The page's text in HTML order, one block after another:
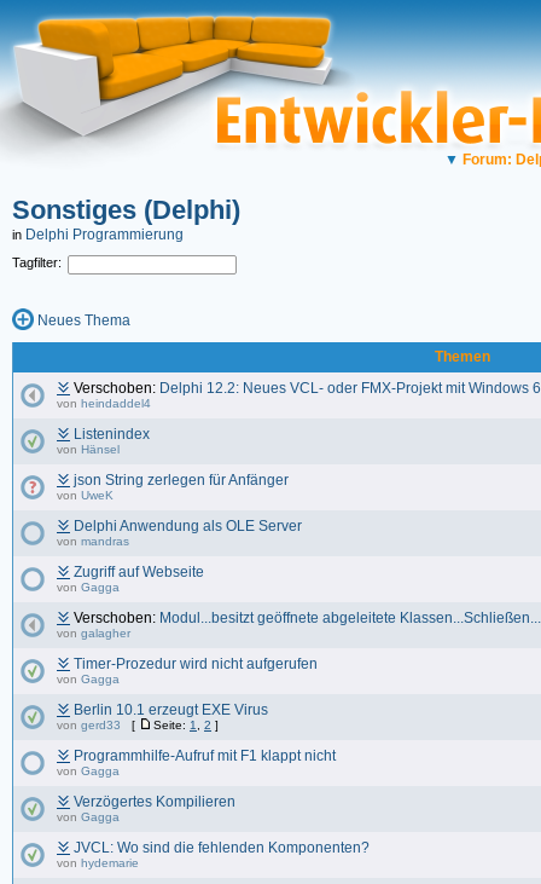
▼ Forum:
Sonstiges (Delphi)
in Delphi Programmierung
Tagfilter:
Neues Thema
Themen
Verschoben: Delphi 12.2: Neues VCL- oder FMX-Projekt mit Windows
von heindaddel4
Listenindex
von Hänsel
json String zerlegen für Anfänger
von UweK
Delphi Anwendung als OLE Server
von mandras
Zugriff auf Webseite
von Gagga
Verschoben: Modul...besitzt geöffnete abgeleitete Klassen...Schließen...
von galagher
Timer-Prozedur wird nicht aufgerufen
von Gagga
Berlin 10.1 erzeugt EXE Virus
von gerd33 [ Seite: 1 2 ]
Programmhilfe-Aufruf mit F1 klappt nicht
von Gagga
Verzögertes Kompilieren
von Gagga
JVCL: Wo sind die fehlenden Komponenten?
von hydemarie